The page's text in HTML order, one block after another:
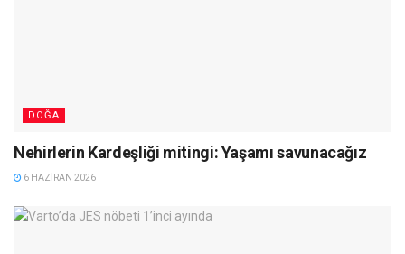
DOĞA
Nehirlerin Kardeşliği mitingi: Yaşamı savunacağız
6 HAZIRAN 2026